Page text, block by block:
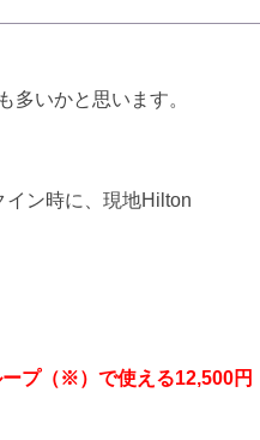
多いかと思います。
イン時に、現地Hilton
プ（※）で使える12,500円